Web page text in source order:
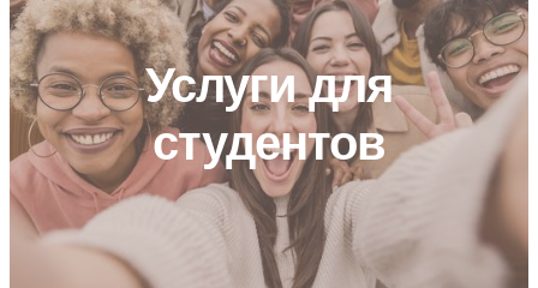
Услуги для
студентов